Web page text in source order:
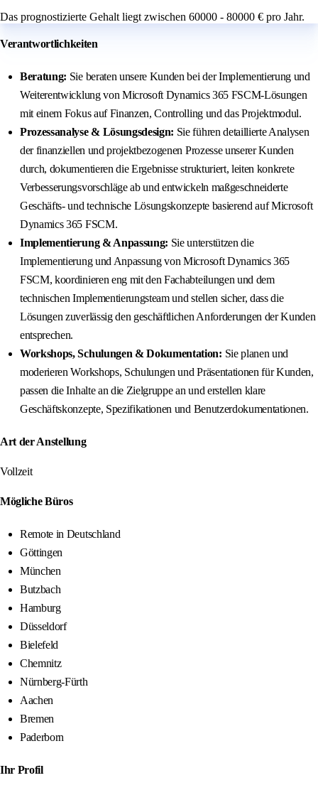
Das prognostizierte Gehalt liegt zwischen 60000 - 80000 € pro Jahr.
Verantwortlichkeiten
Beratung: Sie beraten unsere Kunden bei der Implementierung und
Weiterentwicklung von Microsoft Dynamics 365 FSCM-Lösungen
mit einem Fokus auf Finanzen, Controlling und das Projektmodul.
Prozessanalyse & Lösungsdesign: Sie führen detaillierte Analysen
der finanziellen und projektbezogenen Prozesse unserer Kunden
durch, dokumentieren die Ergebnisse strukturiert, leiten konkrete
Verbesserungsvorschläge ab und entwickeln maßgeschneiderte
Geschäfts- und technische Lösungskonzepte basierend auf Microsoft
Dynamics 365 FSCM.
Implementierung & Anpassung: Sie unterstützen die
Implementierung und Anpassung von Microsoft Dynamics 365
FSCM, koordinieren eng mit den Fachabteilungen und dem
technischen Implementierungsteam und stellen sicher, dass die
Lösungen zuverlässig den geschäftlichen Anforderungen der Kunden
entsprechen.
Workshops, Schulungen & Dokumentation: Sie planen und
moderieren Workshops, Schulungen und Präsentationen für Kunden,
passen die Inhalte an die Zielgruppe an und erstellen klare
Geschäftskonzepte, Spezifikationen und Benutzerdokumentationen.
Art der Anstellung
Vollzeit
Mögliche Büros
Remote in Deutschland
Göttingen
München
Butzbach
Hamburg
Düsseldorf
Bielefeld
Chemnitz
Nürnberg-Fürth
Aachen
Bremen
Paderborn
Ihr Profil